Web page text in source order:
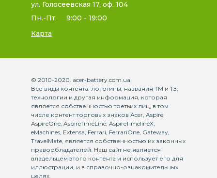
ул. Голосеевская 17, оф. 104
Пн.-Пт.
9:00 - 19:00
Карта
© 2010-2020. acer-battery.com.ua
Все виды контента: логотипы, названия ТМ и ТЗ,
технологии и другая информация, которая
является собственностью третьих лиц, в том
числе контент торговых знаков Acer, Aspire,
AspireOne, AspireTimeLine, AspireTimelineX,
eMachines, Extensa, Ferrari, FerrariOne, Gateway,
TravelMate, является собственностью их законных
правообладателей. Наш сайт не является
владельцем этого контента и использует его для
иллюстрации, и в справочно-ознакомительных
целях.